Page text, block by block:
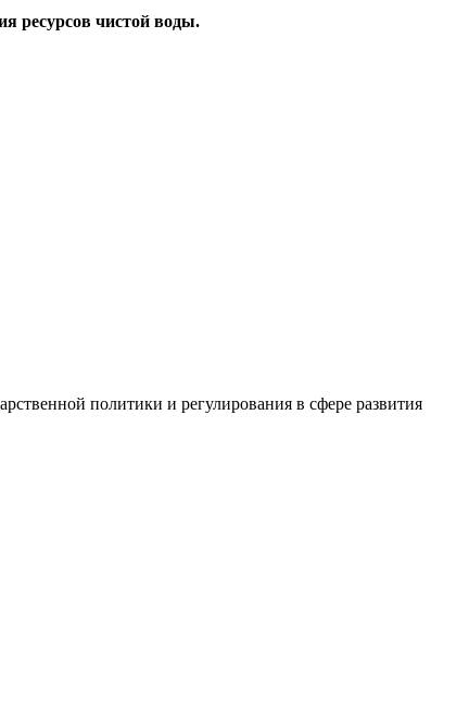
ресурсов чистой воды.
политики и регулирования в сфере развития